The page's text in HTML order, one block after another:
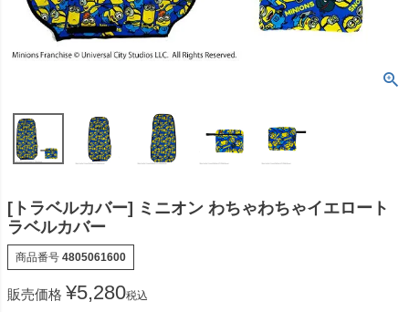
[トラベルカバー] ミニオン わちゃわちゃイエロート
ラベルカバー
商品番号 4805061600
販売価格 ¥5,280税込